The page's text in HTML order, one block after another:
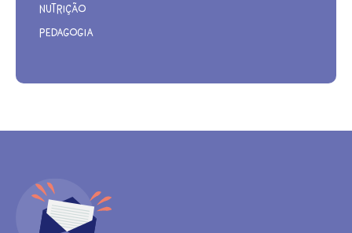
Nutrição
Pedagogia